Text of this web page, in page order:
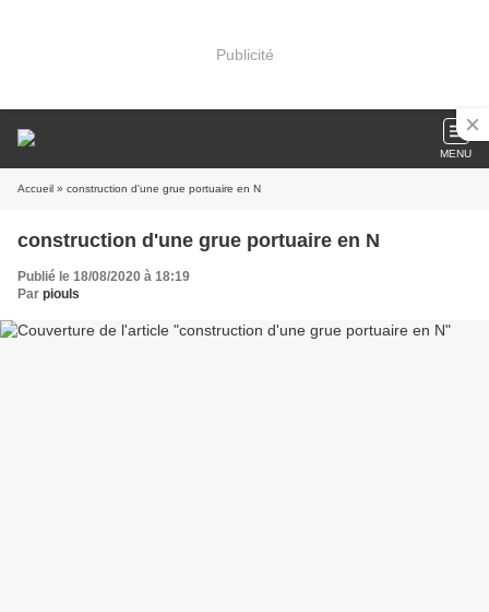
Publicité
MENU
Accueil » construction d'une grue portuaire en N
construction d'une grue portuaire en N
Publié le 18/08/2020 à 18:19
Par piouls